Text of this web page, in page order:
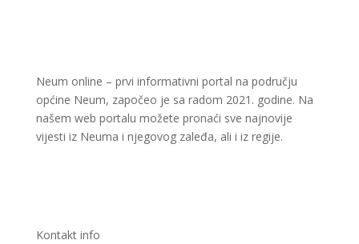
Neum online – prvi informativni portal na području
općine Neum, započeo je sa radom 2021. godine. Na
našem web portalu možete pronaći sve najnovije
vijesti iz Neuma i njegovog zaleđa, ali i iz regije.
Kontakt info